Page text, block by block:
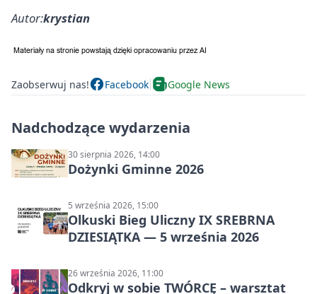
Autor:krystian
Zaobserwuj nas! Facebook Google News
Nadchodzące wydarzenia
30 sierpnia 2026, 14:00
Dożynki Gminne 2026
5 września 2026, 15:00
Olkuski Bieg Uliczny IX SREBRNA
DZIESIĄTKA — 5 września 2026
26 września 2026, 11:00
Odkryj w sobie TWÓRCĘ – warsztat